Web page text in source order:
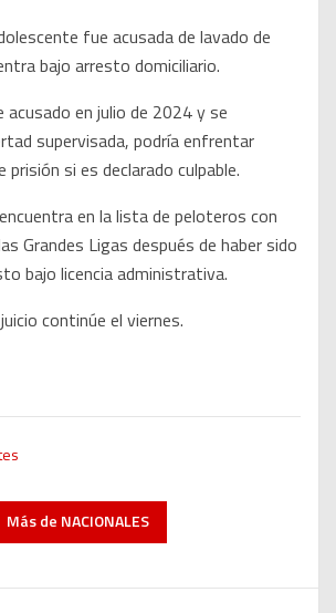
fue acusada de lavado de
bajo arresto domiciliario.
acusado en julio de 2024 y se
supervisada, podría enfrentar
si es declarado culpable.
en la lista de peloteros con
Grandes Ligas después de haber sido
bajo licencia administrativa.
continúe el viernes.
Más de NACIONALES